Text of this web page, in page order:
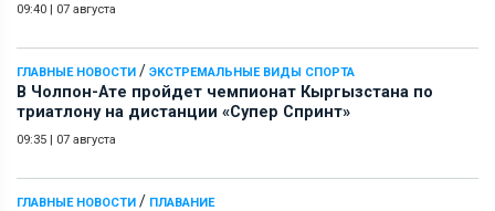
09:40 | 07 августа
ГЛАВНЫЕ НОВОСТИ / ЭКСТРЕМАЛЬНЫЕ ВИДЫ СПОРТА
В Чолпон-Ате пройдет чемпионат Кыргызстана по
триатлону на дистанции «Супер Спринт»
09:35 | 07 августа
ГЛАВНЫЕ НОВОСТИ / ПЛАВАНИЕ